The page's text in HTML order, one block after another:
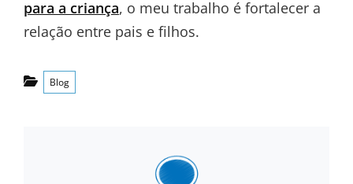
para a criança, o meu trabalho é fortalecer a
relação entre pais e filhos.
Categories
Blog